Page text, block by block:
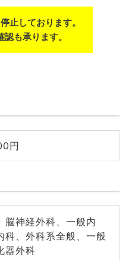
止しております。
も承ります。
円
脳神経外科、一般内
科、外科系全般、一般
器外科